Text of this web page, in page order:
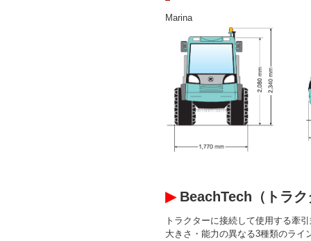
Marina
▶BeachTech（トラク
トラクターに接続して使用する牽
大きさ・能力の異なる3種類のライ